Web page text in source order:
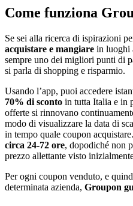
Come funziona
Se sei alla ricerca di ispirazioni
acquistare e mangiare in luoghi
sempre uno dei migliori punti di
si parla di shopping e risparmio.
Usando l’app, puoi accedere
70% di sconto in tutta Italia e in
offerte si rinnovano
modo di visualizzare la data di
in tempo quale coupon acquistare.
circa 24-72 ore, dopodiché non
prezzo allettante visto
Per ogni coupon venduto, e
determinata azienda, Groupon